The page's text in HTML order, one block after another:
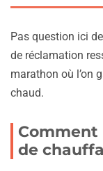
Pas question ici
de réclamation
marathon où l’on
chaud.
Comment
de